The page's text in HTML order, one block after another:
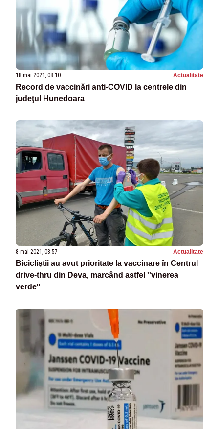
18 mai 2021, 08:10 Actualitate
Record de vaccinări anti-COVID la centrele din
judeţul Hunedoara
8 mai 2021, 08:57 Actualitate
Bicicliştii au avut prioritate la vaccinare în Centrul
drive-thru din Deva, marcând astfel ''vinerea
verde''